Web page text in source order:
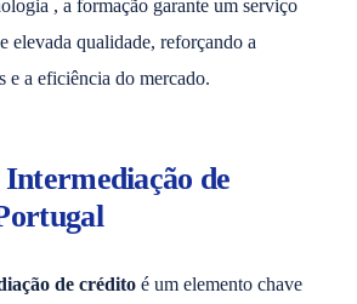
, a formação garante um serviço
elevada qualidade, reforçando a
e a eficiência do mercado.
de
de crédito é um elemento chave